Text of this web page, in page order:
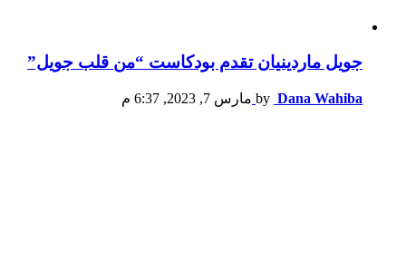
جويل ماردينيان تقدم بودكاست “من قلب جويل”
by Dana Wahiba مارس 7, 2023, 6:37 م